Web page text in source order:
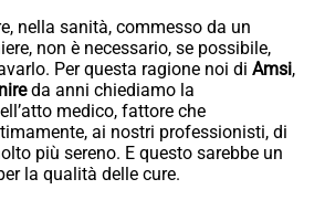
nella sanità, commesso da un
non è necessario, se possibile,
Per questa ragione noi di Amsi,
da anni chiediamo la
medico, fattore che
ai nostri professionisti, di
più sereno. E questo sarebbe un
la qualità delle cure.